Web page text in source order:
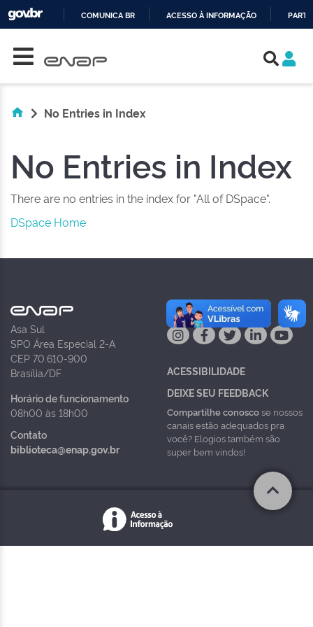
COMUNICA BR ACESSO À INFORMAÇÃO
No Entries in Index
No Entries in Index
There are no entries in the index for "All of DSpace".
DSpace Home
Asa Sul
SPO Área Especial 2-A
CEP 70.610-900
Brasília/DF
Horário de funcionamento
08h00 às 18h00
Contato
biblioteca@enap.gov.br
NAS REDES
ACESSIBILIDADE
DEIXE SEU FEEDBACK
Compartilhe conoscose nossos
canais estão adequados pra
você? Elogios também são
super bem vindos!